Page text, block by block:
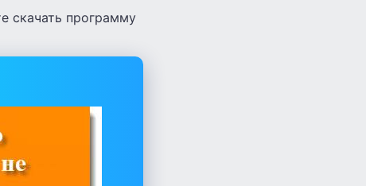
скачать программу